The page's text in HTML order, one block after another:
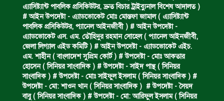
বিশুদ্ধ পানির পাম্প পেল শতাধিক পরিবার।
সড়ক দুর্ঘটনায় বাসচাপায় মৃত্যুর ঘটনা।
বিজিবি’র অভিযানে ইয়াবা জব্দ।
এ‍্যাসিষ্ট‍্যান্ট পাবলিক প্রসিকিউটর, দ্রুত বিচার ট্রাইব্যুনাল বিশেষ আদালত )
# আইন উপদেষ্টা - এ্যাডভোকেট মোঃ মোস্তফা জামাল ( এ‍্যাসিষ্ট‍্যান্ট
পাবলিক প্রসিকিউটর, প‍্যানেল আইনজীবী ) # আইন উপদেষ্টা -
এ্যাডভোকেট এস. এম. তৌহিদুর রহমান সোহেল ( প‍্যানেল আইনজীবী,
জেলা লিগ্যাল এইড কমিটি ) # আইন উপদেষ্টা - এ্যাডভোকেট এইচ.
এম. শাহীন ( বাংলাদেশ সুপ্রিম কোর্ট ) # উপদেষ্টা - মোঃ আকতার
হোসেন ( সিনিয়র সাংবাদিক ) # উপদেষ্টা - সাইদ পান্থ ( সিনিয়র
সাংবাদিক ) # উপদেষ্টা - মোঃ সাইফুল ইসলাম ( সিনিয়র সাংবাদিক ) #
উপদেষ্টা - মো: শাওন খান ( সিনিয়র সাংবাদিক ) # উপদেষ্টা - সৈয়দ
বাবু ( সিনিয়র সাংবাদিক ) # উপদেষ্টা - মো: আরিফুল ইসলাম ( সিনিয়র